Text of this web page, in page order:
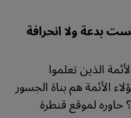
بدعة ولا انحرافة
الذين تعلموا
الأئمة هم بناة الجسور
حاوره لموقع قنطرة